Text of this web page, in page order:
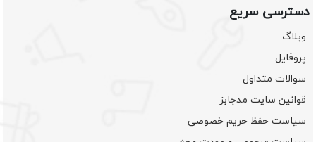
دسترسی سریع
وبلاگ
پروفایل
سوالات متداول
قوانین سایت مدجابز
سیاست حفظ حریم خصوصی